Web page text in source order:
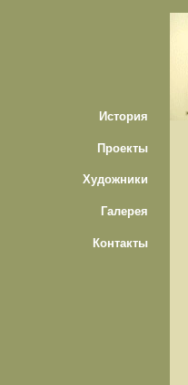
История
Проекты
Художники
Галерея
Контакты